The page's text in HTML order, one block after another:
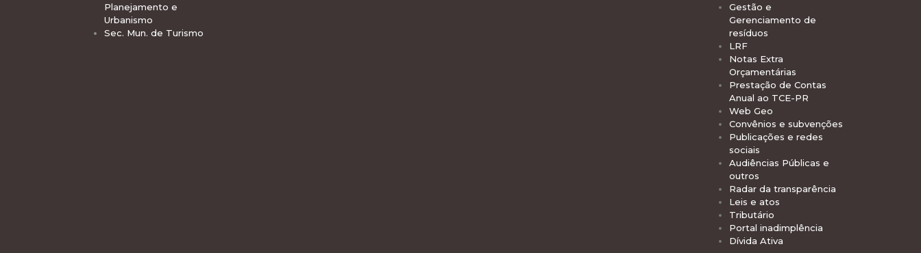
Planejamento e
Urbanismo
Sec. Mun. de Turismo
Gestão e
Gerenciamento de
resíduos
LRF
Notas Extra
Orçamentárias
Prestação de Contas
Anual ao TCE-PR
Web Geo
Convênios e subvenções
Publicações e redes
sociais
Audiências Públicas e
outros
Radar da transparência
Leis e atos
Tributário
Portal inadimplência
Dívida Ativa